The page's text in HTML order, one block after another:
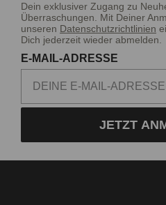
Dein exklusiver Zugang zu
Überraschungen. Mit Deiner
unseren Datenschutzrichtlinien
Dich jederzeit wieder abmelden.
E-MAIL-ADRESSE
JETZT